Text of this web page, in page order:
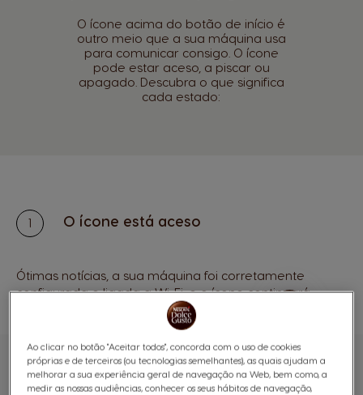
O ícone acima do botão de início é
outro meio que a sua máquina usa
para comunicar consigo. O ícone
pode estar aceso, a piscar ou
apagado. Descubra o que significa
cada estado:
O ícone está aceso
Ótimas notícias, a sua máquina foi corretamente
configurada e ligada a Wi-Fi, e o ícone continuará
aceso quando não estiver a usar a aplicação.
Ao clicar no botão "Aceitar todos", concorda com o uso de cookies
próprias e de terceiros (ou tecnologias semelhantes), as quais ajudam a
melhorar a sua experiência geral de navegação na Web, bem como, a
medir as nossas audiências, conhecer os seus hábitos de navegação,